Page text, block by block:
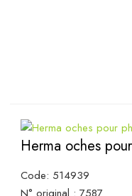
Herma oches
Code: 514939